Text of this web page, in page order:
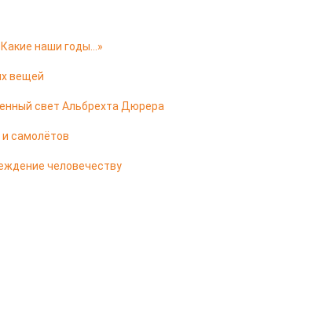
наши годы…»
вещей
свет Альбрехта Дюрера
самолётов
человечеству